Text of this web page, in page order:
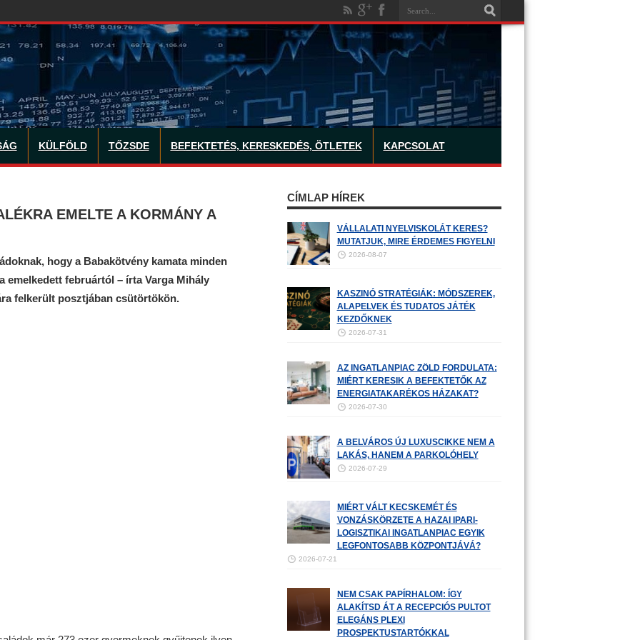
KÜLFÖLD TŐZSDE BEFEKTETÉS, KERESKEDÉS, ÖTLETEK KAPCSOLAT
EMELTE A KORMÁNY A
hogy a Babakötvény kamata minden
emelkedett februártól – írta Varga Mihály
felkerült posztjában csütörtökön.
CÍMLAP HÍREK
VÁLLALATI NYELVISKOLÁT KERES?
MUTATJUK, MIRE ÉRDEMES FIGYELNI
2026-08-07
KASZINÓ STRATÉGIÁK: MÓDSZEREK,
ALAPELVEK ÉS TUDATOS JÁTÉK
KEZDŐKNEK
2026-07-31
AZ INGATLANPIAC ZÖLD FORDULATA:
MIÉRT KERESIK A BEFEKTETŐK AZ
ENERGIATAKARÉKOS HÁZAKAT?
2026-07-30
A BELVÁROS ÚJ LUXUSCIKKE NEM A
LAKÁS, HANEM A PARKOLÓHELY
2026-07-29
MIÉRT VÁLT KECSKEMÉT ÉS
VONZÁSKÖRZETE A HAZAI IPARI-
LOGISZTIKAI INGATLANPIAC EGYIK
LEGFONTOSABB KÖZPONTJÁVÁ?
2026-07-21
NEM CSAK PAPÍRHALOM: ÍGY
ALAKÍTSD ÁT A RECEPCIÓS PULTOT
ELEGÁNS PLEXI
PROSPEKTUSTARTÓKKAL